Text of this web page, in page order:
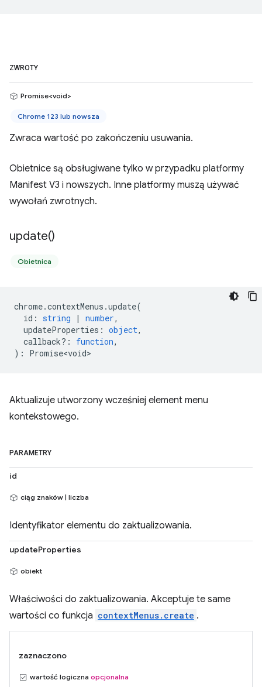
ZWROTY
Promise<void>
Chrome 123 lub nowsza
Zwraca wartość po zakończeniu usuwania.
Obietnice są obsługiwane tylko w przypadku platformy
Manifest V3 i nowszych. Inne platformy muszą używać
wywołań zwrotnych.
update()
Obietnica
chrome.contextMenus .update(
id : string | number,
updateProperties : object,
callback? : function,
) : Promise<void>
Aktualizuje utworzony wcześniej element menu
kontekstowego.
PARAMETRY
id
ciąg znaków | liczba
Identyfikator elementu do zaktualizowania.
updateProperties
obiekt
Właściwości do zaktualizowania. Akceptuje te same
wartości co funkcja contextMenus.create .
zaznaczono
wartość logiczna opcjonalna